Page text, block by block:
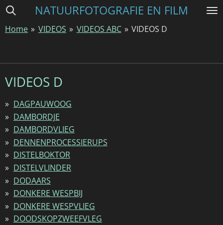
Ga
naar
NATUURFOTOGRAFIE EN FILM
Home » VIDEOS » VIDEOS ABC » VIDEOS D
VIDEOS D
DAGPAUWOOG
DAMBORDJE
DAMBORDVLIEG
DENNENPROCESSIERUPS
DISTELBOKTOR
DISTELVLINDER
DODAARS
DONKERE WESPBIJ
DONKERE WESPVLIEG
DOODSKOPZWEEFVLEG